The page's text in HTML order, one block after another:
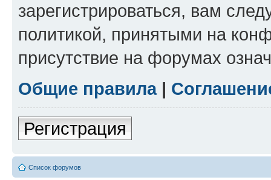
зарегистрироваться, вам
политикой, принятыми на
присутствие на форумах
Общие правила|
Регистрация
Список форумов